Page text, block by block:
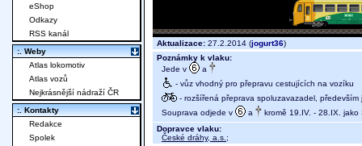
Aktualizace: 27.2.2014 (jogurt36)
Poznámky k vlaku:
Jede v
a
- vůz vhodný pro přepravu cestujících na vozíku
- rozšířená přeprava spoluzavazadel, především
Souprava odjede v
a
kromě 19.IV. - 28.IX.
Dopravce vlaku:
České dráhy, a.s. ;
eShop
Odkazy
RSS kanál
:. Weby
Atlas lokomotiv
Atlas vozů
Nejkrásnější nádraží ČR
:. Kontakty
Redakce
Spolek